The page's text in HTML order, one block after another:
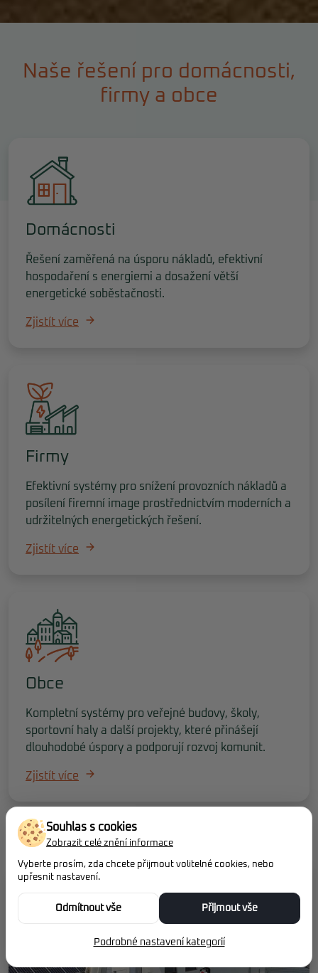
Naše řešení pro domácnosti,
firmy a obce
Domácnosti
Řešení zaměřená na úsporu nákladů, efektivní
hospodaření s energiemi a dosažení větší
energetické soběstačnosti.
Zjistít více
Firmy
Efektivní systémy pro snížení provozních nákladů a
posílení firemní image prostřednictvím moderních a
udržitelných energetických řešení.
Zjistít více
Obce
Kompletní systémy pro veřejné budovy, školy,
sportovní haly a další projekty, které přinášejí
dlouhodobé úspory a podporují rozvoj komunit.
Zjistít více
Souhlas s cookies
Zobrazit celé znění informace
Vyberte prosím, zda chcete přijmout volitelné cookies, nebo
upřesnit nastavení.
Odmítnout vše Přijmout vše
Podrobné nastavení kategorií